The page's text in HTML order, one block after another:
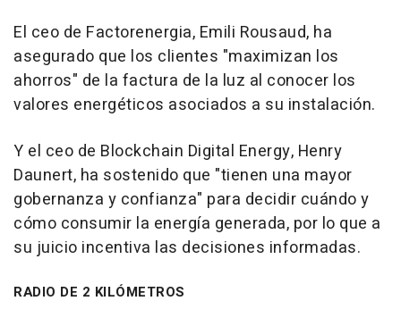
El ceo de Factorenergia, Emili Rousaud, ha
asegurado que los clientes "maximizan los
ahorros" de la factura de la luz al conocer los
valores energéticos asociados a su instalación.
Y el ceo de Blockchain Digital Energy, Henry
Daunert, ha sostenido que "tienen una mayor
gobernanza y confianza" para decidir cuándo y
cómo consumir la energía generada, por lo que a
su juicio incentiva las decisiones informadas.
RADIO DE 2 KILÓMETROS